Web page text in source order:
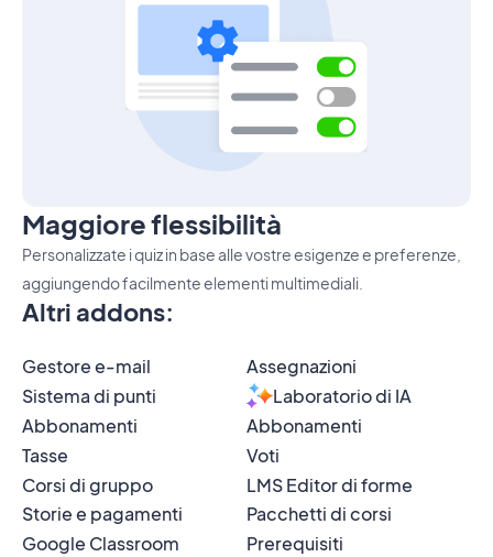
Altri addons:
Gestore e-mail
Assegnazioni
Sistema di punti
Laboratorio di IA
Abbonamenti
Abbonamenti
Tasse
Voti
Corsi di gruppo
LMS Editor di forme
Storie e pagamenti
Pacchetti di corsi
Google Classroom
Prerequisiti
Maggiore flessibilità
Personalizzate i quiz in base alle vostre esigenze e preferenze,
aggiungendo facilmente elementi multimediali.